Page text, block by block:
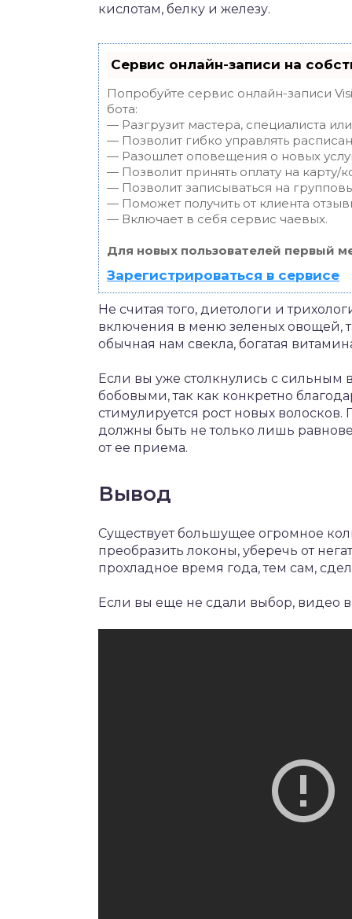
кислотам, белку и железу.
Сервис онлайн-записи на
Попробуйте сервис онлайн-записи
бота:
— Разгрузит мастера, специалиста
— Позволит гибко управлять
— Разошлет оповещения о новых
— Позволит принять оплату на карту/
— Позволит записываться на
— Поможет получить от клиента
— Включает в себя сервис чаевых.
Для новых пользователей первый
Зарегистрироваться в сервисе
Не считая того, диетологи и
включения в меню зеленых овощей,
обычная нам свекла, богатая
Если вы уже столкнулись с
бобовыми, так как конкретно
стимулируется рост новых
должны быть не только лишь
от ее приема.
Вывод
Существует большущее огромное
преобразить локоны, уберечь от
прохладное время года, тем сам,
Если вы еще не сдали выбор, видео в